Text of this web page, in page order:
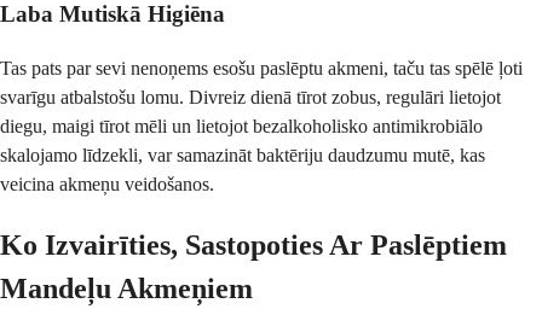
Laba Mutiskā Higiēna
Tas pats par sevi nenoņems esošu paslēptu akmeni, taču tas spēlē ļoti
svarīgu atbalstošu lomu. Divreiz dienā tīrot zobus, regulāri lietojot
diegu, maigi tīrot mēli un lietojot bezalkoholisko antimikrobiālo
skalojamo līdzekli, var samazināt baktēriju daudzumu mutē, kas
veicina akmeņu veidošanos.
Ko Izvairīties, Sastopoties Ar Paslēptiem
Mandeļu Akmeņiem